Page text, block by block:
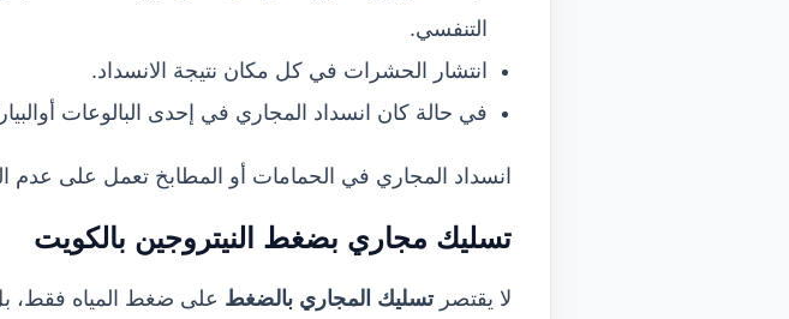
التنفسي.
انتشار الحشرات في كل مكان نتيجة الانسداد.
في حالة كان انسداد المجاري في إحدى البالوعات
انسداد المجاري في الحمامات أو المطابخ تعمل على عدم
تسليك مجاري بضغط النيتروجين بالكويت
لا يقتصرتسليك المجاري بالضغط على ضغط المياه فقط، بل